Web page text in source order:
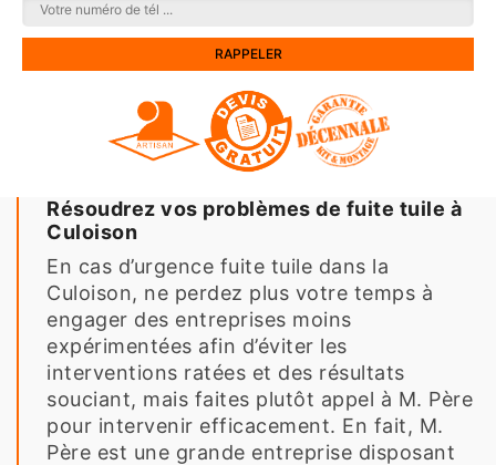
Résoudrez vos problèmes de fuite tuile à
Culoison
En cas d’urgence fuite tuile dans la
Culoison, ne perdez plus votre temps à
engager des entreprises moins
expérimentées afin d’éviter les
interventions ratées et des résultats
souciant, mais faites plutôt appel à M. Père
pour intervenir efficacement. En fait, M.
Père est une grande entreprise disposant